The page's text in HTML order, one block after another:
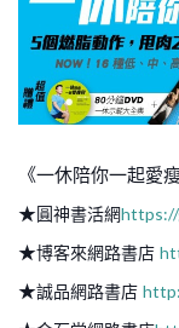
《一休陪你一起愛
★ 圓神書活網https://
★博客來網路書店
★誠品網路書店